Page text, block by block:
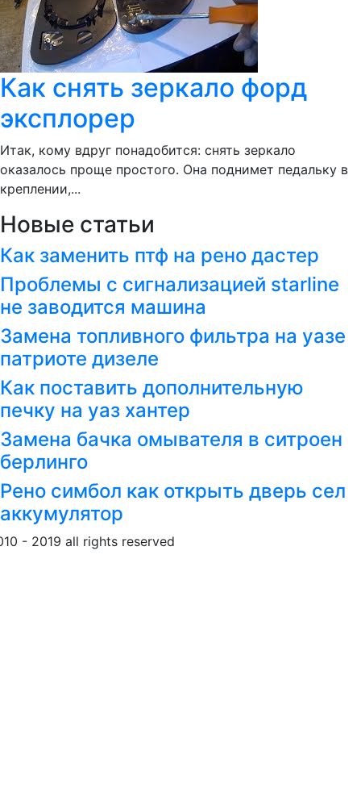
Как снять зеркало форд
эксплорер
Итак, кому вдруг понадобится: снять зеркало
оказалось проще простого. Она поднимет педальку в
креплении,...
Новые статьи
Как заменить птф на рено дастер
Проблемы с сигнализацией starline
не заводится машина
Замена топливного фильтра на уазе
патриоте дизеле
Как поставить дополнительную
печку на уаз хантер
Замена бачка омывателя в ситроен
берлинго
Рено симбол как открыть дверь сел
аккумулятор
- 2019 all rights reserved